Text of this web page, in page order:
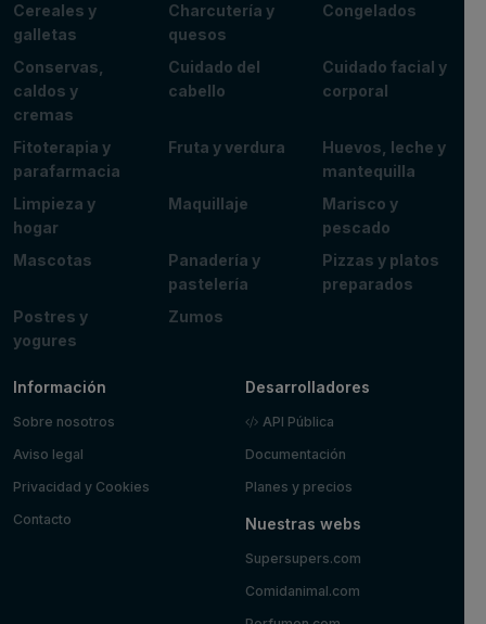
Cereales y
galletas
Charcutería y
quesos
Congelados
Conservas,
caldos y
cremas
Cuidado del
cabello
Cuidado facial y
corporal
Fitoterapia y
parafarmacia
Fruta y verdura
Huevos, leche y
mantequilla
Limpieza y
hogar
Maquillaje
Marisco y
pescado
Mascotas
Panadería y
pastelería
Pizzas y platos
preparados
Postres y
yogures
Zumos
Información
Sobre nosotros
Aviso legal
Privacidad y Cookies
Contacto
Desarrolladores
API Pública
Documentación
Planes y precios
Nuestras webs
Supersupers.com
Comidanimal.com